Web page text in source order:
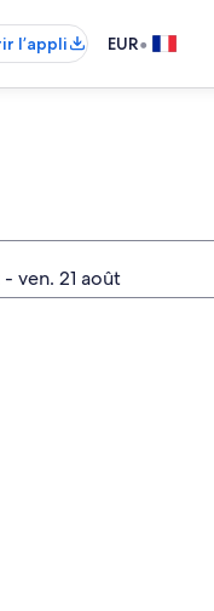
l’appli EUR•